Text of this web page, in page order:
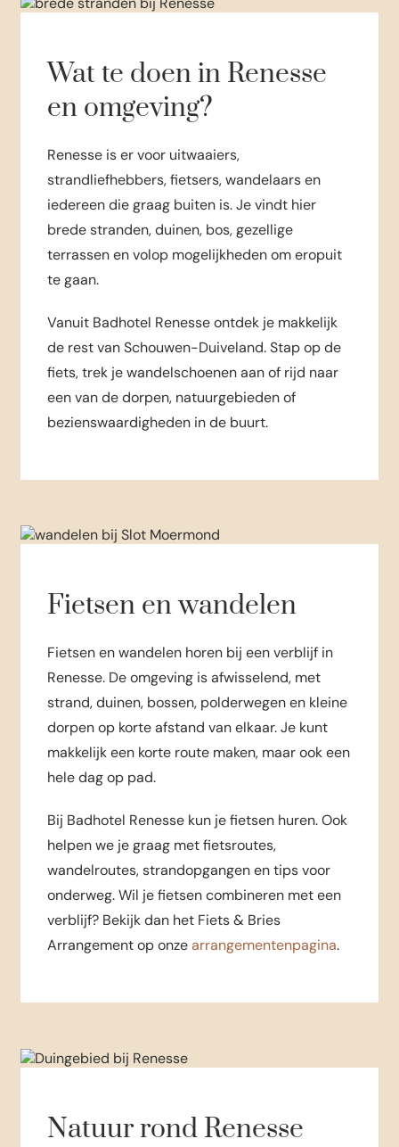
Wat te doen in Renesse
en omgeving?
Renesse is er voor uitwaaiers,
strandliefhebbers, fietsers, wandelaars en
iedereen die graag buiten is. Je vindt hier
brede stranden, duinen, bos, gezellige
terrassen en volop mogelijkheden om eropuit
te gaan.
Vanuit Badhotel Renesse ontdek je makkelijk
de rest van Schouwen-Duiveland. Stap op de
fiets, trek je wandelschoenen aan of rijd naar
een van de dorpen, natuurgebieden of
bezienswaardigheden in de buurt.
Fietsen en wandelen
Fietsen en wandelen horen bij een verblijf in
Renesse. De omgeving is afwisselend, met
strand, duinen, bossen, polderwegen en kleine
dorpen op korte afstand van elkaar. Je kunt
makkelijk een korte route maken, maar ook een
hele dag op pad.
Bij Badhotel Renesse kun je fietsen huren. Ook
helpen we je graag met fietsroutes,
wandelroutes, strandopgangen en tips voor
onderweg. Wil je fietsen combineren met een
verblijf? Bekijk dan het Fiets & Bries
Arrangement op onzearrangementenpagina.
Natuur rond Renesse